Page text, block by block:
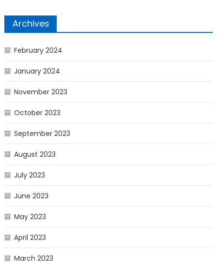
Archives
February 2024
January 2024
November 2023
October 2023
September 2023
August 2023
July 2023
June 2023
May 2023
April 2023
March 2023